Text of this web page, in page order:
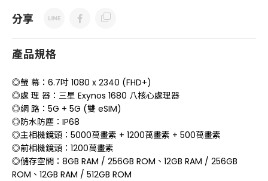
分享
產品規格
◎螢 幕：6.7吋 1080 x 2340 (FHD+)
◎處 理 器：三星 Exynos 1680 八核心處理器
◎網 路：5G + 5G (雙 eSIM)
◎防水防塵：IP68
◎主相機鏡頭：5000萬畫素 + 1200萬畫素 + 500萬畫素
◎前相機鏡頭：1200萬畫素
◎儲存空間：8GB RAM / 256GB ROM、12GB RAM / 256GB
ROM、12GB RAM / 512GB ROM